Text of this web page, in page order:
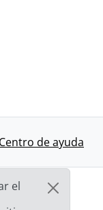
Centro de ayuda
el